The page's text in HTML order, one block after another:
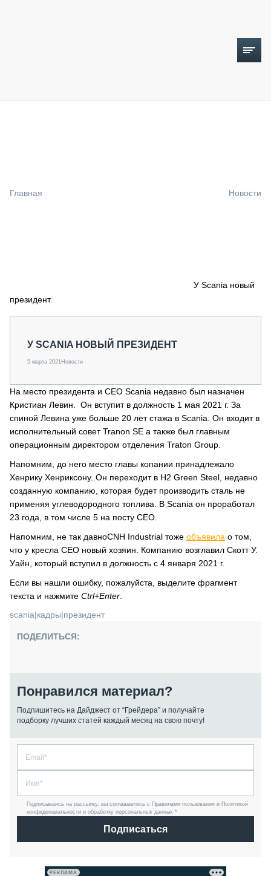
СПЕЦПРОЕКТЫ
О ПРОЕКТЕ
Главная Новости
У Scania новый
президент
У SCANIA НОВЫЙ ПРЕЗИДЕНТ
5 марта 2021Новости
На место президента и CEO Scania недавно был назначен
Кристиан Левин. Он вступит в должность 1 мая 2021 г. За
спиной Левина уже больше 20 лет стажа в Scania. Он входит в
исполнительный совет Tranon SE а также был главным
операционным директором отделения Traton Group.
Напомним, до него место главы копании принадлежало
Хенрику Хенриксону. Он переходит в H2 Green Steel, недавно
созданную компанию, которая будет производить сталь не
применяя углеводородного топлива. В Scania он проработал
23 года, в том числе 5 на посту CEO.
Напомним, не так давноCNH Industrial тоже объявила о том,
что у кресла CEO новый хозяин. Компанию возглавил Скотт У.
Уайн, который вступил в должность с 4 января 2021 г.
Если вы нашли ошибку, пожалуйста, выделите фрагмент
текста и нажмите Ctrl+Enter
scania|кадры|президент
ПОДЕЛИТЬСЯ:
Понравился материал?
Подпишитесь на Дайджест от “Грейдера” и получайте
подборку лучших статей каждый месяц на свою почту!
Подписываясь на рассылку, вы соглашаетесь с Правилами пользования и Политикой
конфиденциальности и обработку персональных данных *
Подписаться
РЕКЛАМА